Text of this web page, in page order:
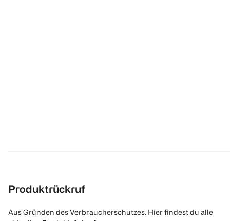
Produktrückruf
Aus Gründen des Verbraucherschutzes. Hier findest du alle